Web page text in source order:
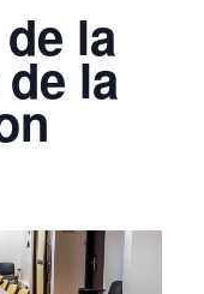
la
la